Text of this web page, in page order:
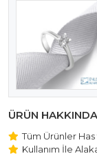
ÜRÜN HAKKINDA
Tüm Ürünler
Kullanım İle